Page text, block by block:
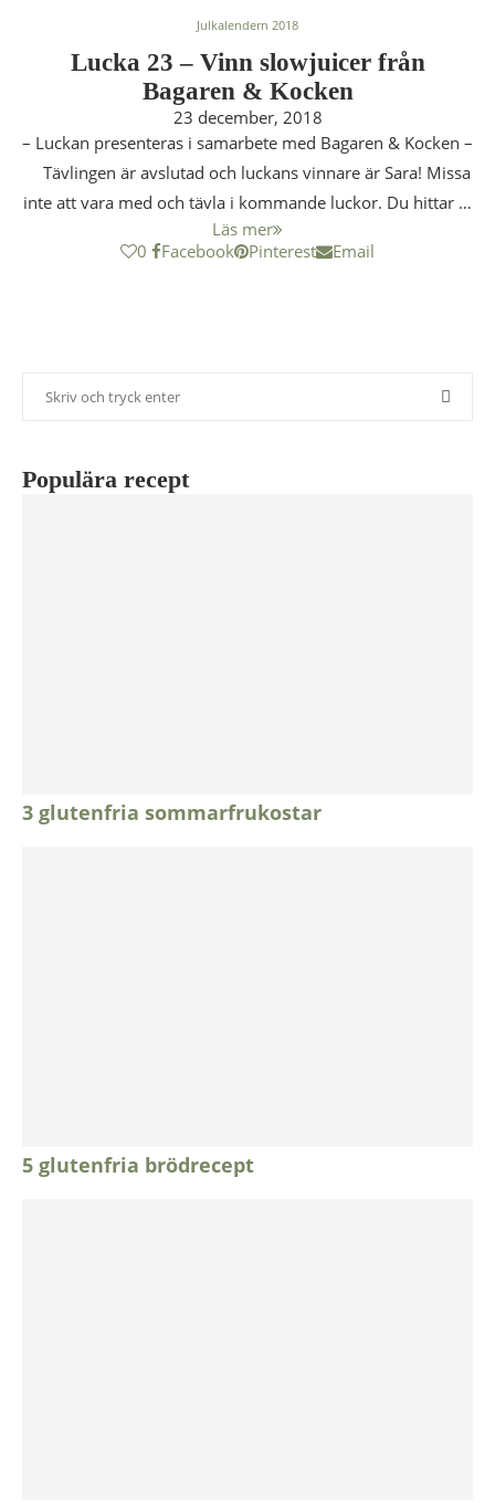
Julkalendern 2018
Lucka 23 – Vinn slowjuicer från
Bagaren & Kocken
23 december, 2018
– Luckan presenteras i samarbete med Bagaren & Kocken –
Tävlingen är avslutad och luckans vinnare är Sara! Missa
inte att vara med och tävla i kommande luckor. Du hittar …
Läs mer
0
Facebook Pinterest Email
Populära recept
3 glutenfria sommarfrukostar
5 glutenfria brödrecept